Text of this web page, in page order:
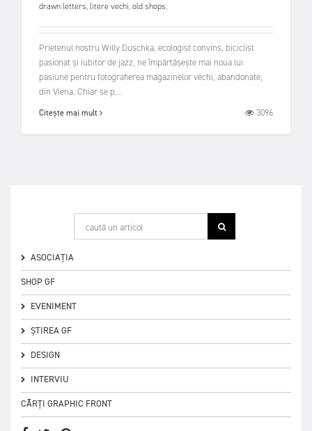
drawn letters,litere vechi,old shops,
Prietenul nostru Willy Duschka, ecologist convins, biciclist
pasionat și iubitor de jazz, ne împărtășește mai noua lui
pasiune pentru fotografierea magazinelor vechi, abandonate,
din Viena. Chiar se p...
Citește mai mult 3096
ASOCIAȚIA
SHOP GF
EVENIMENT
ȘTIREA GF
DESIGN
INTERVIU
CĂRȚI GRAPHIC FRONT